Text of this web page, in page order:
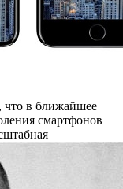
что в ближайшее
смартфонов